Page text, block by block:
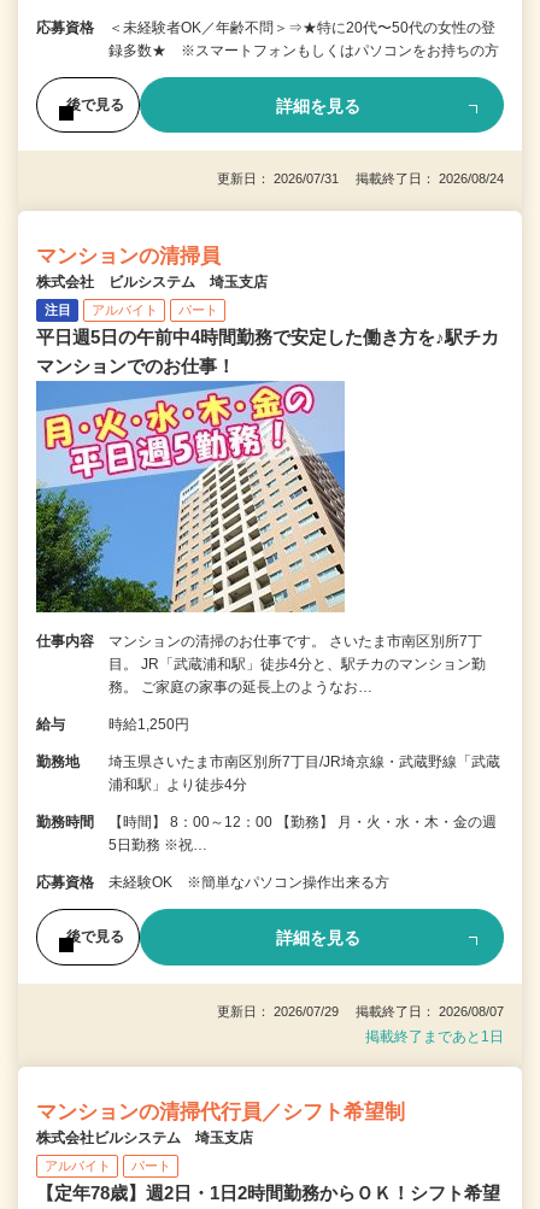
応募資格
＜未経験者OK／年齢不問＞⇒★特に20代〜50代の女性の登
録多数★ ※スマートフォンもしくはパソコンをお持ちの方
後で見る 詳細を見る
更新日： 2026/07/31 掲載終了日： 2026/08/24
マンションの清掃員
株式会社 ビルシステム 埼玉支店
注目 アルバイト パート
平日週5日の午前中4時間勤務で安定した働き方を♪駅チカ
マンションでのお仕事！
仕事内容
マンションの清掃のお仕事です。 さいたま市南区別所7丁
目。 JR「武蔵浦和駅」徒歩4分と、駅チカのマンション勤
務。 ご家庭の家事の延長上のようなお…
給与 時給1,250円
勤務地
埼玉県さいたま市南区別所7丁目/JR埼京線・武蔵野線「武蔵
浦和駅」より徒歩4分
勤務時間
【時間】 8：00～12：00 【勤務】 月・火・水・木・金の週
5日勤務 ※祝…
応募資格 未経験OK ※簡単なパソコン操作出来る方
後で見る 詳細を見る
更新日： 2026/07/29 掲載終了日： 2026/08/07
掲載終了まであと1日
マンションの清掃代行員／シフト希望制
株式会社ビルシステム 埼玉支店
アルバイト パート
【定年78歳】週2日・1日2時間勤務からＯＫ！シフト希望